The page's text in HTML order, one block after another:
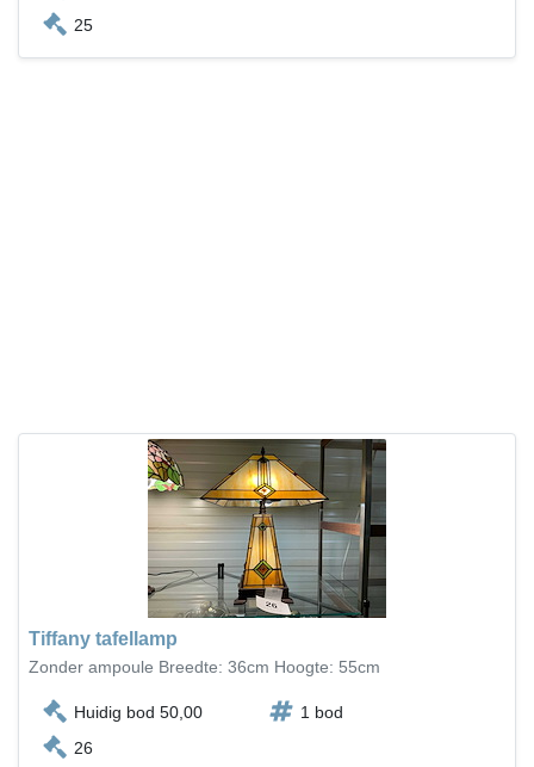
25
Tiffany tafellamp
Zonder ampoule Breedte: 36cm Hoogte: 55cm
Huidig bod 50,00
1 bod
26